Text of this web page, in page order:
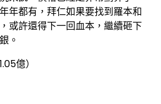
年都有，拜仁如果要找到羅本和
或許還得下一回血本，繼續砸下
。
億）